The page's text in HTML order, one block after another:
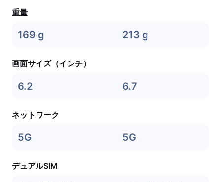
重量
169 g 213 g
画面サイズ（インチ）
6.2 6.7
ネットワーク
5G 5G
デュアルSIM